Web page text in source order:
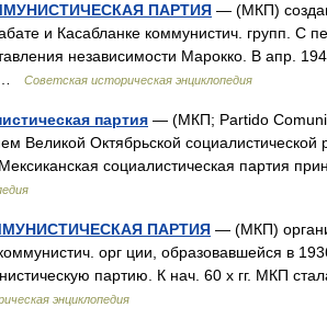
ПАРТИЯ — (МКП)
и Касабланке коммунистич. групп. С
независимости Марокко. В апр.
…
Советская историческая энциклопедия
партия — (МКП; Partido
Великой Октябрьской
социалистическая партия
ПАРТИЯ — (МКП)
орг ции, образовавшейся в
партию. К нач. 60 х гг. МКП
энциклопедия